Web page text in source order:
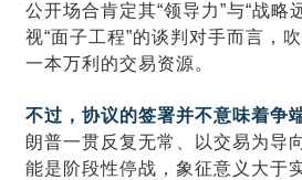
公开场合肯定其“领导力”与“战略
视“面子工程”的谈判对手而言，
一本万利的交易资源。
不过，协议的签署并不意味着争
朗普一贯反复无常、以交易为导
能是阶段性停战，象征意义大